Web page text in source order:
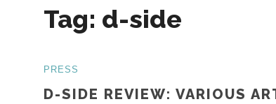
Tag: d-side
PRESS
D-SIDE REVIEW: VARIOUS